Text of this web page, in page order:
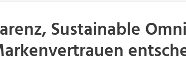
Sustainable